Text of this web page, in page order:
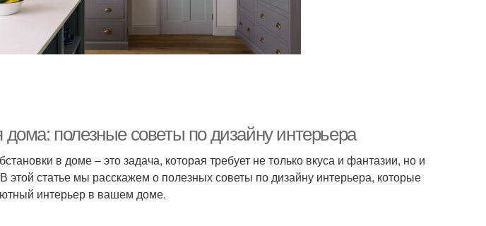
полезные советы по дизайну интерьера
в доме – это задача, которая требует не только вкуса и фантазии, но и
этой статье мы расскажем о полезных советы по дизайну интерьера, которые
интерьер в вашем доме.